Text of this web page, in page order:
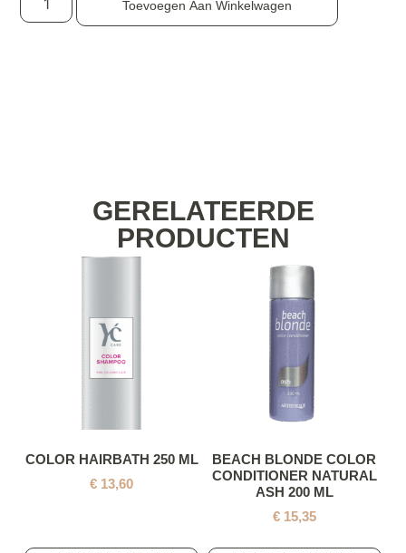
Toevoegen Aan Winkelwagen
GERELATEERDE
PRODUCTEN
COLOR HAIRBATH 250 ML
€ 13,60
BEACH BLONDE COLOR
CONDITIONER NATURAL
ASH 200 ML
€15,35